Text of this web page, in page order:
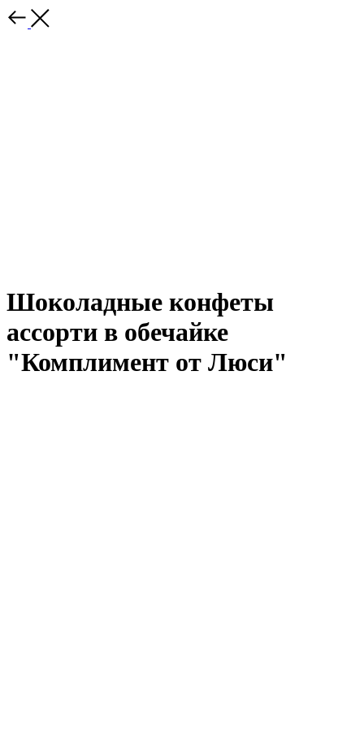
Шоколадные конфеты
ассорти в обечайке
"Комплимент от Люси"